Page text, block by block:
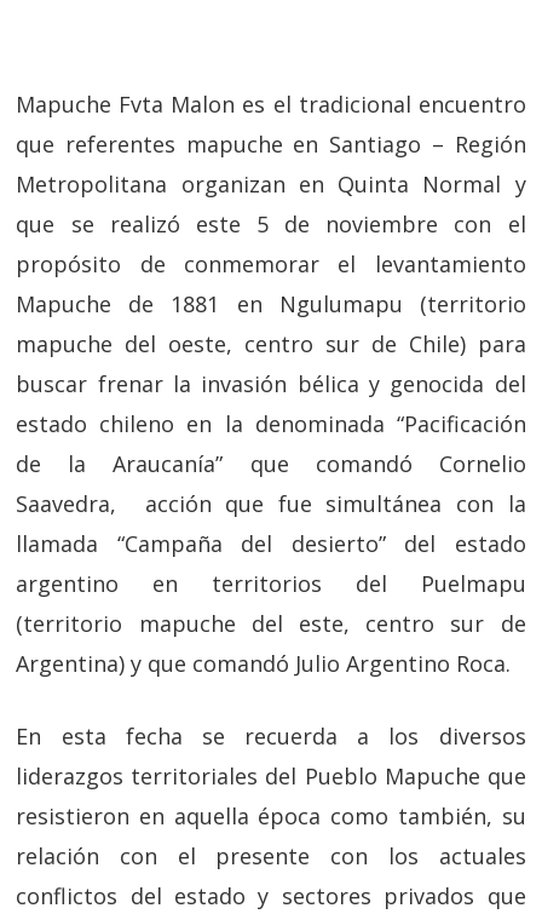
Mapuche Fvta Malon es el tradicional encuentro
que referentes mapuche en Santiago – Región
Metropolitana organizan en Quinta Normal y
que se realizó este 5 de noviembre con el
propósito de conmemorar el levantamiento
Mapuche de 1881 en Ngulumapu (territorio
mapuche del oeste, centro sur de Chile) para
buscar frenar la invasión bélica y genocida del
estado chileno en la denominada “Pacificación
de la Araucanía” que comandó Cornelio
Saavedra, acción que fue simultánea con la
llamada “Campaña del desierto” del estado
argentino en territorios del Puelmapu
(territorio mapuche del este, centro sur de
Argentina) y que comandó Julio Argentino Roca.
En esta fecha se recuerda a los diversos
liderazgos territoriales del Pueblo Mapuche que
resistieron en aquella época como también, su
relación con el presente con los actuales
conflictos del estado y sectores privados que